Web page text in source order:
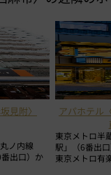
見附〉
ノ内線
番出口）か
アパホテル
東京メトロ半
駅」（6番出口
東京メトロ有